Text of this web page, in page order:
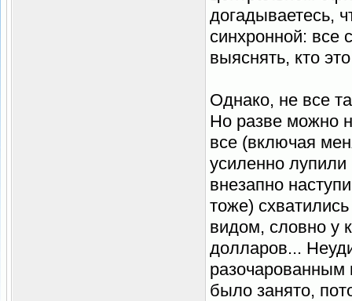
догадываетесь,
синхронной: все
выяснять, кто
Однако, не все
Но разве можно
все (включая
усиленно
внезапно
тоже)
видом, словно у
долларов...
разочарованным
было занято,